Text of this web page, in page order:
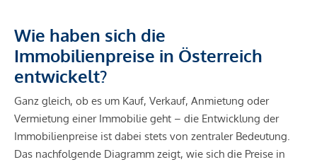
Wie haben sich die
Immobilienpreise in Österreich
entwickelt?
Ganz gleich, ob es um Kauf, Verkauf, Anmietung oder
Vermietung einer Immobilie geht – die Entwicklung der
Immobilienpreise ist dabei stets von zentraler Bedeutung.
Das nachfolgende Diagramm zeigt, wie sich die Preise in